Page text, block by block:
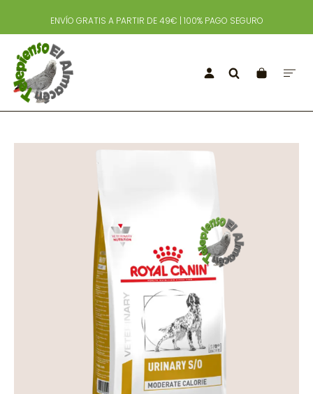
ENVÍO GRATIS A PARTIR DE 49€ | 100% PAGO SEGURO